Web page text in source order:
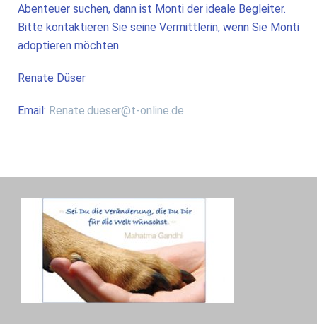
Abenteuer suchen, dann ist Monti der ideale Begleiter.
Bitte kontaktieren Sie seine Vermittlerin, wenn Sie Monti
adoptieren möchten.
Renate Düser
Email: Renate.dueser@t-online.de